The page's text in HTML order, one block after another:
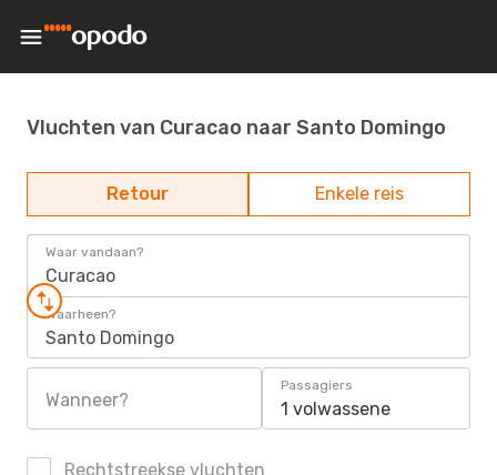
Vluchten van Curacao naar Santo Domingo
Retour Enkele reis
Waar vandaan?
Curacao
Waarheen?
Santo Domingo
Wanneer?
Passagiers
1 volwassene
Rechtstreekse vluchten